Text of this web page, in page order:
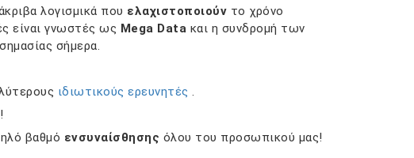
λογισμικά που ελαχιστοποιούν το χρόνο
είναι γνωστές ως Mega Data και η συνδρομή των
σήμερα.
ιδιωτικούς ερευνητές .
βαθμό ενσυναίσθησης όλου του προσωπικού μας!